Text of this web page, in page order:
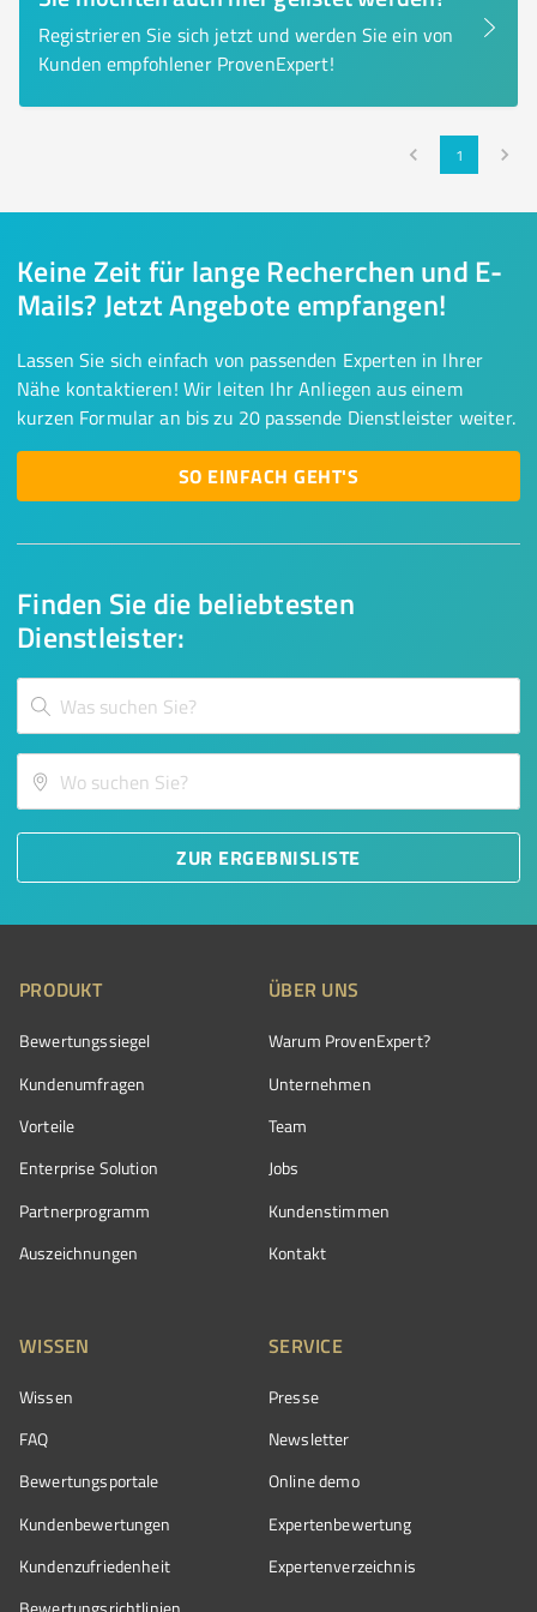
Registrieren Sie sich jetzt und werden Sie ein von
Kunden empfohlener ProvenExpert!
1
Finden Sie die beliebtesten
Dienstleister:
ZUR ERGEBNISLISTE
Keine Zeit für lange Recherchen und E-
Mails? Jetzt Angebote empfangen!
Lassen Sie sich einfach von passenden Experten in Ihrer
Nähe kontaktieren! Wir leiten Ihr Anliegen aus einem
kurzen Formular an bis zu 20 passende Dienstleister weiter.
SO EINFACH GEHT'S
PRODUKT
Bewertungssiegel
Kundenumfragen
Vorteile
Enterprise Solution
Partnerprogramm
Auszeichnungen
ÜBER UNS
Warum ProvenExpert?
Unternehmen
Team
Jobs
Kundenstimmen
Kontakt
WISSEN
Wissen
FAQ
Bewertungsportale
Kundenbewertungen
Kundenzufriedenheit
SERVICE
Presse
Newsletter
Online demo
Expertenbewertung
Expertenverzeichnis